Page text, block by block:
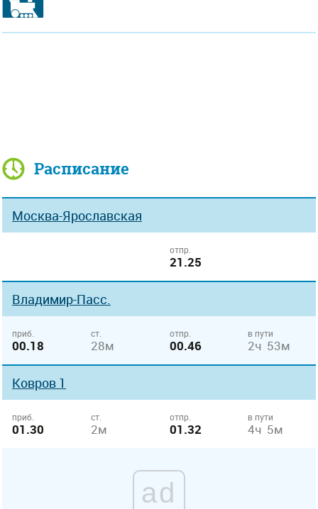
Расписание
Москва-Ярославская
отпр.
21.25
Владимир-Пасс.
приб.
00.18
ст.
28м
отпр.
00.46
в пути
2ч 53м
Ковров 1
приб.
01.30
ст.
2м
отпр.
01.32
в пути
4ч 5м
ad